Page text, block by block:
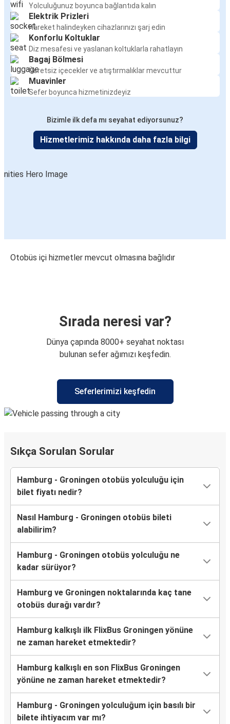
Yolculuğunuz boyunca bağlantıda kalın
Elektrik Prizleri
Hareket halindeyken cihazlarınızı şarj edin
Konforlu Koltuklar
Diz mesafesi ve yaslanan koltuklarla rahatlayın
Bagaj Bölmesi
Ücretsiz içecekler ve atıştırmalıklar mevcuttur
Muavinler
Sefer boyunca hizmetinizdeyiz
Bizimle ilk defa mı seyahat ediyorsunuz?
Hizmetlerimiz hakkında daha fazla bilgi
Otobüs içi hizmetler mevcut olmasına bağlıdır
Sırada neresi var?
Dünya çapında 8000+ seyahat noktası
bulunan sefer ağımızı keşfedin.
Seferlerimizi keşfedin
Sıkça Sorulan Sorular
Hamburg - Groningen otobüs yolculuğu için
bilet fiyatı nedir?
Nasıl Hamburg - Groningen otobüs bileti
alabilirim?
Hamburg - Groningen otobüs yolculuğu ne
kadar sürüyor?
Hamburg ve Groningen noktalarında kaç tane
otobüs durağı vardır?
Hamburg kalkışlı ilk FlixBus Groningen yönüne
ne zaman hareket etmektedir?
Hamburg kalkışlı en son FlixBus Groningen
yönüne ne zaman hareket etmektedir?
Hamburg - Groningen yolculuğum için basılı bir
bilete ihtiyacım var mı?